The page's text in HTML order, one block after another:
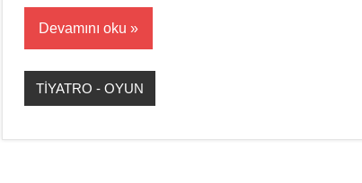
Devamını oku
TİYATRO - OYUN